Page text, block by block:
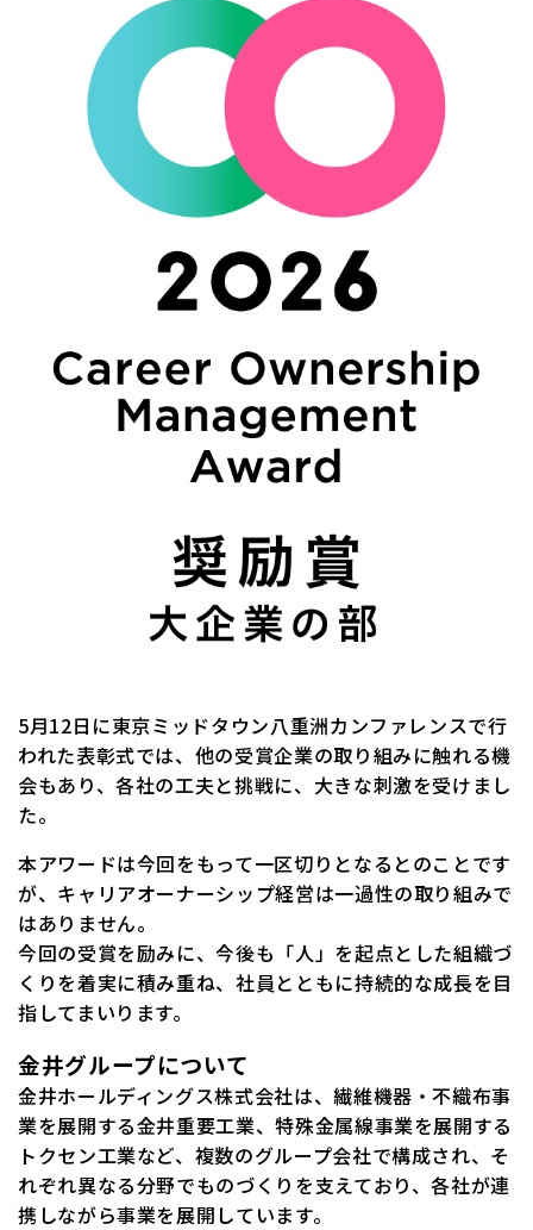
5月12日に東京ミッドタウン八重洲カンファレンスで行
われた表彰式では、他の受賞企業の取り組みに触れる機
会もあり、各社の工夫と挑戦に、大きな刺激を受けまし
た。
本アワードは今回をもって一区切りとなるとのことです
が、キャリアオーナーシップ経営は一過性の取り組みで
はありません。
今回の受賞を励みに、今後も「人」を起点とした組織づ
くりを着実に積み重ね、社員とともに持続的な成長を目
指してまいります。
金井グループについて
金井ホールディングス株式会社は、繊維機器・不織布事
業を展開する金井重要工業、特殊金属線事業を展開する
トクセン工業など、複数のグループ会社で構成され、そ
れぞれ異なる分野でものづくりを支えており、各社が連
携しながら事業を展開しています。